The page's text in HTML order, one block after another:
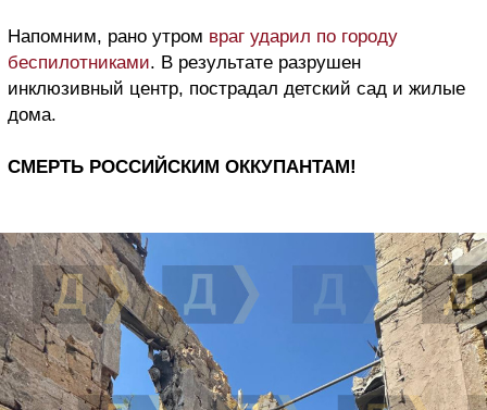
Напомним, рано утром враг ударил по городу
беспилотниками. В результате разрушен
инклюзивный центр, пострадал детский сад и жилые
дома.
СМЕРТЬ РОССИЙСКИМ ОККУПАНТАМ!